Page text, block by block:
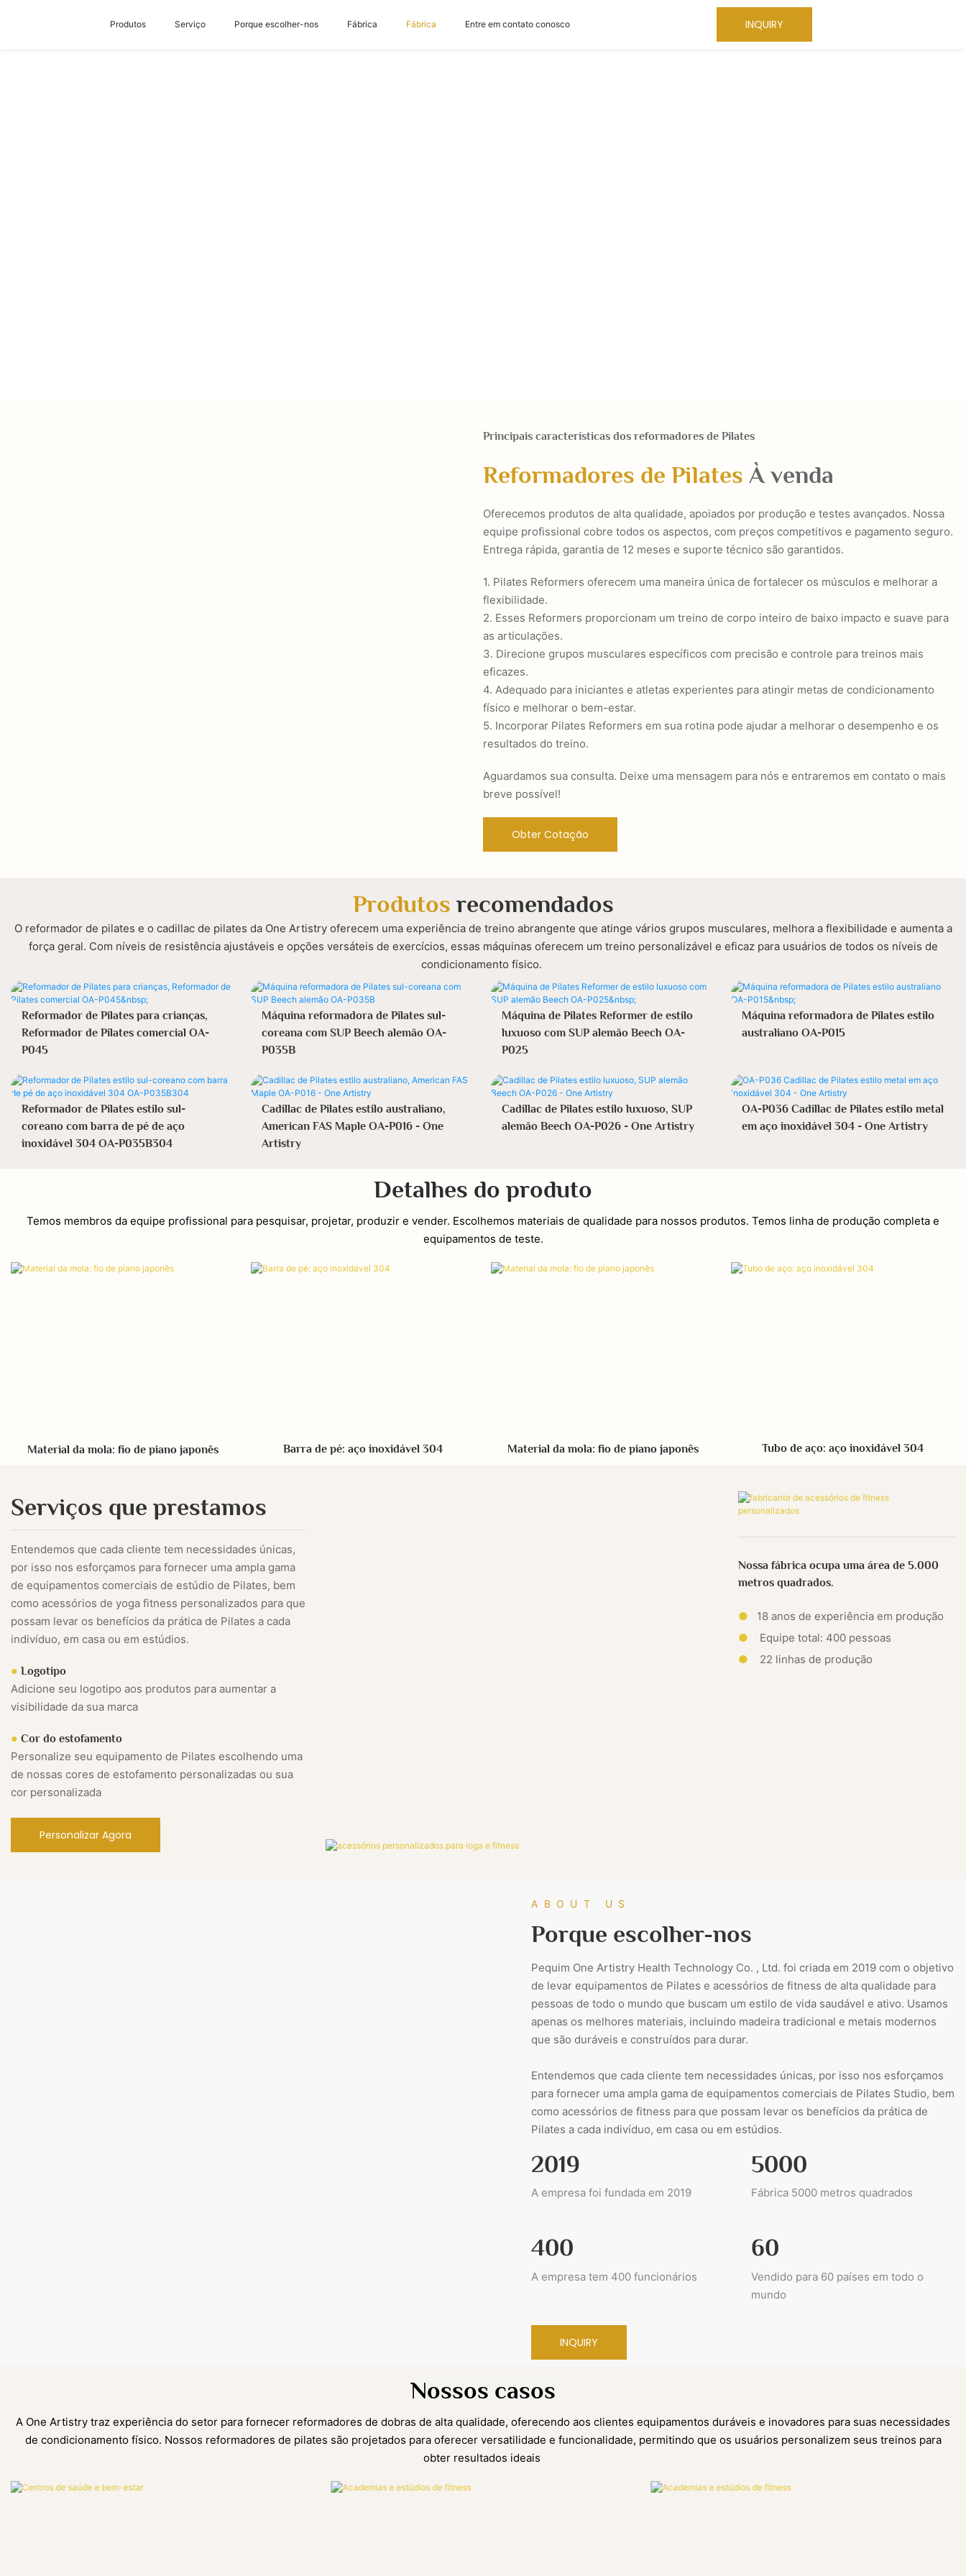
Produtos Serviço Porque escolher-nos Fábrica Fábrica Entre em contato conosco INQUIRY
Principais características dos reformadores de Pilates
Reformadores de Pilates À venda
Oferecemos produtos de alta qualidade, apoiados por produção e testes avançados. Nossa
equipe profissional cobre todos os aspectos, com preços competitivos e pagamento seguro.
Entrega rápida, garantia de 12 meses e suporte técnico são garantidos.
1. Pilates Reformers oferecem uma maneira única de fortalecer os músculos e melhorar a
flexibilidade.
2. Esses Reformers proporcionam um treino de corpo inteiro de baixo impacto e suave para
as articulações.
3. Direcione grupos musculares específicos com precisão e controle para treinos mais
eficazes.
4. Adequado para iniciantes e atletas experientes para atingir metas de condicionamento
físico e melhorar o bem-estar.
5. Incorporar Pilates Reformers em sua rotina pode ajudar a melhorar o desempenho e os
resultados do treino.
Aguardamos sua consulta. Deixe uma mensagem para nós e entraremos em contato o mais
breve possível!
Obter Cotação
Produtos recomendados
O reformador de pilates e o cadillac de pilates da One Artistry oferecem uma experiência de treino abrangente que atinge vários grupos musculares, melhora a flexibilidade e aumenta a
força geral. Com níveis de resistência ajustáveis ​​e opções versáteis de exercícios, essas máquinas oferecem um treino personalizável e eficaz para usuários de todos os níveis de
condicionamento físico.
Reformador de Pilates para crianças,
Reformador de Pilates comercial OA-
P045
Máquina reformadora de Pilates sul-
coreana com SUP Beech alemão OA-
P035B
Máquina de Pilates Reformer de estilo
luxuoso com SUP alemão Beech OA-
P025
Máquina reformadora de Pilates estilo
australiano OA-P015
Reformador de Pilates estilo sul-
coreano com barra de pé de aço
inoxidável 304 OA-P035B304
Cadillac de Pilates estilo australiano,
American FAS Maple OA-P016 - One
Artistry
Cadillac de Pilates estilo luxuoso, SUP
alemão Beech OA-P026 - One Artistry
OA-P036 Cadillac de Pilates estilo metal
em aço inoxidável 304 - One Artistry
Detalhes do produto
Temos membros da equipe profissional para pesquisar, projetar, produzir e vender. Escolhemos materiais de qualidade para nossos produtos. Temos linha de produção completa e
equipamentos de teste.
Material da mola: fio de piano japonês Barra de pé: aço inoxidável 304 Material da mola: fio de piano japonês Tubo de aço: aço inoxidável 304
Serviços que prestamos
Entendemos que cada cliente tem necessidades únicas,
por isso nos esforçamos para fornecer uma ampla gama
de equipamentos comerciais de estúdio de Pilates, bem
como acessórios de yoga fitness personalizados para que
possam levar os benefícios da prática de Pilates a cada
indivíduo, em casa ou em estúdios.
● Logotipo
Adicione seu logotipo aos produtos para aumentar a
visibilidade da sua marca
● Cor do estofamento
Personalize seu equipamento de Pilates escolhendo uma
de nossas cores de estofamento personalizadas ou sua
cor personalizada
Personalizar Agora
Nossa fábrica ocupa uma área de 5.000
metros quadrados.
●
18 anos de experiência em produção
●
Equipe total: 400 pessoas
●
22 linhas de produção
ABOUT US
Porque escolher-nos
Pequim One Artistry Health Technology Co. , Ltd. foi criada em 2019 com o objetivo
de levar equipamentos de Pilates e acessórios de fitness de alta qualidade para
pessoas de todo o mundo que buscam um estilo de vida saudável e ativo. Usamos
apenas os melhores materiais, incluindo madeira tradicional e metais modernos
que são duráveis ​​e construídos para durar.
Entendemos que cada cliente tem necessidades únicas, por isso nos esforçamos
para fornecer uma ampla gama de equipamentos comerciais de Pilates Studio, bem
como acessórios de fitness para que possam levar os benefícios da prática de
Pilates a cada indivíduo, em casa ou em estúdios.
2019
A empresa foi fundada em 2019
5000
Fábrica 5000 metros quadrados
400
A empresa tem 400 funcionários
60
Vendido para 60 países em todo o
mundo
INQUIRY
Nossos casos
A One Artistry traz experiência do setor para fornecer reformadores de dobras de alta qualidade, oferecendo aos clientes equipamentos duráveis ​​e inovadores para suas necessidades
de condicionamento físico. Nossos reformadores de pilates são projetados para oferecer versatilidade e funcionalidade, permitindo que os usuários personalizem seus treinos para
obter resultados ideais